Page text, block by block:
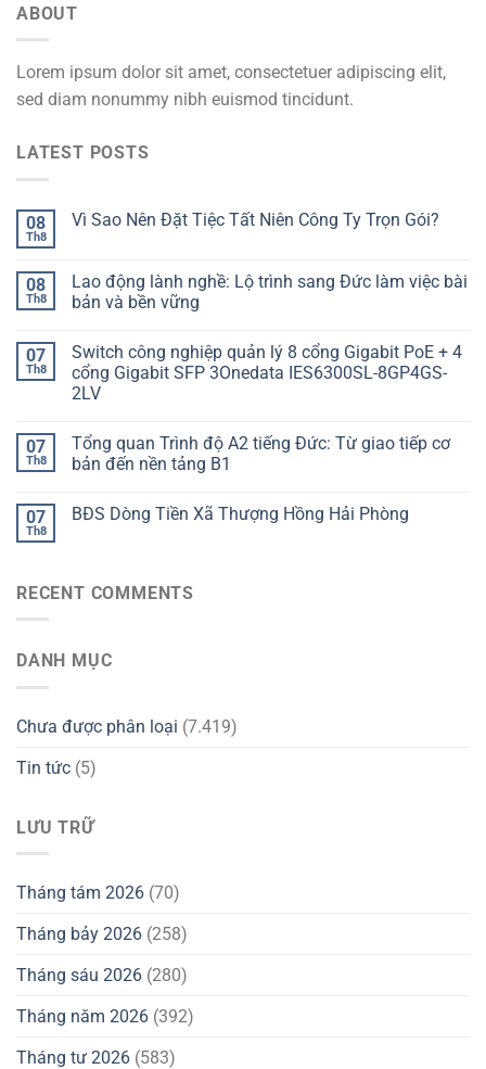
ABOUT
Lorem ipsum dolor sit amet, consectetuer adipiscing elit,
sed diam nonummy nibh euismod tincidunt.
LATEST POSTS
08
Th8
Vì Sao Nên Đặt Tiệc Tất Niên Công Ty Trọn Gói?
08
Th8
Lao động lành nghề: Lộ trình sang Đức làm việc bài
bản và bền vững
07
Th8
Switch công nghiệp quản lý 8 cổng Gigabit PoE + 4
cổng Gigabit SFP 3Onedata IES6300SL-8GP4GS-
2LV
07
Th8
Tổng quan Trình độ A2 tiếng Đức: Từ giao tiếp cơ
bản đến nền tảng B1
07
Th8
BĐS Dòng Tiền Xã Thượng Hồng Hải Phòng
RECENT COMMENTS
DANH MỤC
Chưa được phân loại (7.419)
Tin tức (5)
LƯU TRỮ
Tháng tám 2026 (70)
Tháng bảy 2026 (258)
Tháng sáu 2026 (280)
Tháng năm 2026 (392)
Tháng tư 2026 (583)